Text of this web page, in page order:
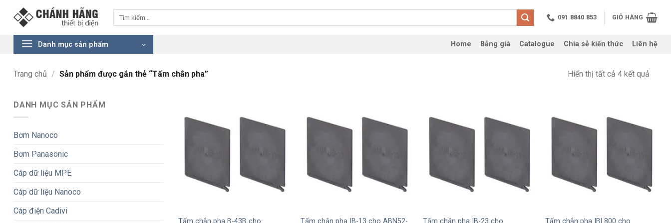
091 8840 853 GIỎ HÀNG
Danh mục sản phẩm Home Bảng giá Catalogue Chia sẻ kiến thức Liên hệ
Trang chủ / Sản phẩm được gắn thẻ “Tấm chắn pha” Hiển thị tất cả 4 kết quả
DANH MỤC SẢN PHẨM
Bơm Nanoco
Bơm Panasonic
Cáp dữ liệu MPE
Cáp dữ liệu Nanoco
Cáp điện Cadivi